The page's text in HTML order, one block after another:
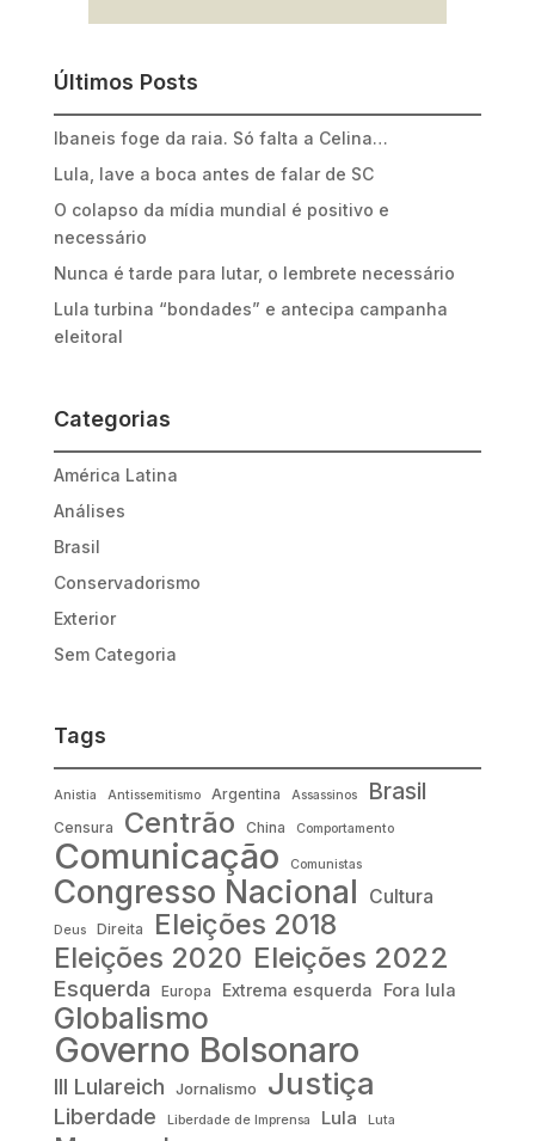
Últimos Posts
Ibaneis foge da raia. Só falta a Celina…
Lula, lave a boca antes de falar de SC
O colapso da mídia mundial é positivo e
necessário
Nunca é tarde para lutar, o lembrete necessário
Lula turbina “bondades” e antecipa campanha
eleitoral
Categorias
América Latina
Análises
Brasil
Conservadorismo
Exterior
Sem Categoria
Tags
Anistia Antissemitismo Argentina Assassinos Brasil
Censura Centrão China Comportamento
Comunicação Comunistas
Congresso Nacional Cultura
Deus Direita Eleições 2018
Eleições 2020 Eleições 2022
Esquerda Europa Extrema esquerda Fora lula
Globalismo
Governo Bolsonaro
III Lulareich Jornalismo Justiça
Liberdade Liberdade de Imprensa Lula Luta